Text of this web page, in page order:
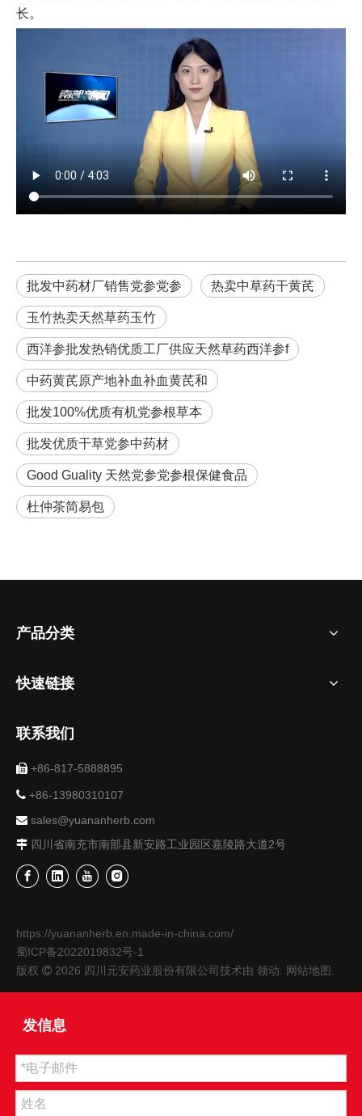
长。
批发中药材厂销售党参党参 热卖中草药干黄芪
玉竹热卖天然草药玉竹
西洋参批发热销优质工厂供应天然草药西洋参f
中药黄芪原产地补血补血黄芪和
批发100%优质有机党参根草本
批发优质干草党参中药材
Good Guality 天然党参党参根保健食品
杜仲茶简易包
产品分类
快速链接
联系我们
 +86-817-5888895
 +86-13980310107
 sales@yuananherb.com
 四川省南充市南部县新安路工业园区嘉陵路大道2号
https://yuananherb.en.made-in-china.com/
蜀ICP备2022019832号-1
版权  2026 四川元安药业股份有限公司技术由 领动 网站地图
发信息